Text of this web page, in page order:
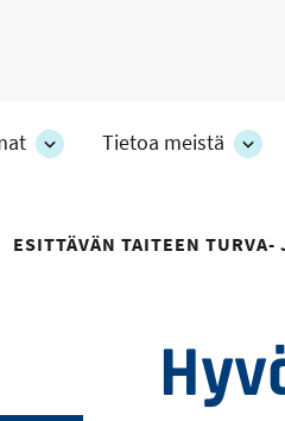
Teemat
alakohteet
Tietoa meistä
ESITTÄVÄN TAITEEN